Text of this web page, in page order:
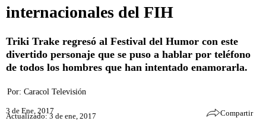
internacionales del FIH
Triki Trake regresó al Festival del Humor con este
divertido personaje que se puso a hablar por teléfono
de todos los hombres que han intentado enamorarla.
Por: Caracol Televisión
3 de Ene, 2017
Actualizado: 3 de ene, 2017 Compartir